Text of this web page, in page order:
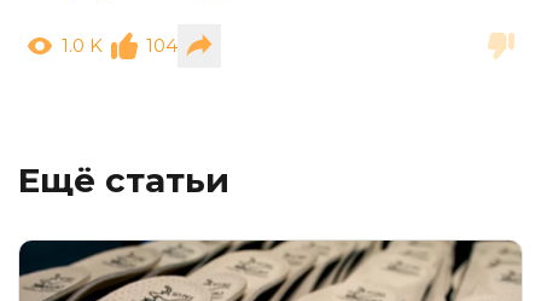
1.0 K 104
Ещё статьи